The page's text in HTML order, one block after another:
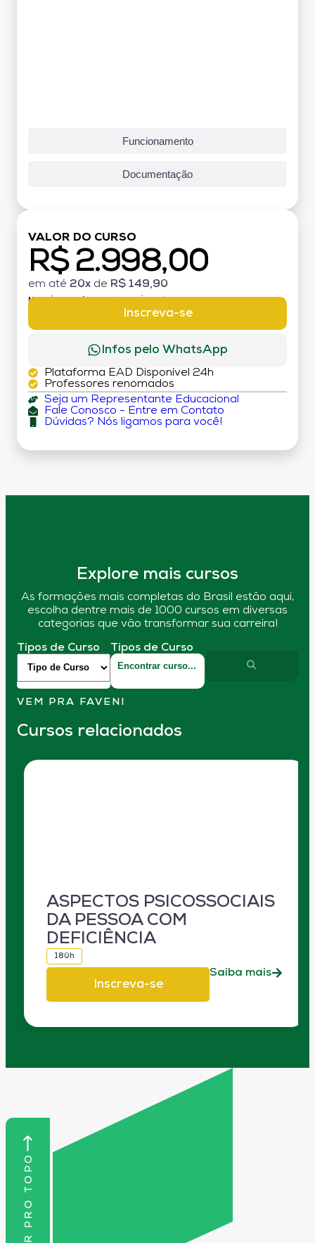
Funcionamento
Documentação
VALOR DO CURSO
R$ 2.998,00
em até 20x de R$ 149,90
MATRÍCULA:
Inscreva-se
Infos pelo WhatsApp
Plataforma EAD Disponível 24h
Professores renomados
Seja um Representante Educacional
Fale Conosco - Entre em Contato
Dúvidas? Nós ligamos para você!
Explore mais cursos
As formações mais completas do Brasil estão aqui,
escolha dentre mais de 1000 cursos em diversas
categorias que vão transformar sua carreira!
Tipos de Curso Tipos de Curso
VEM PRA FAVENI
Cursos relacionados
ASPECTOS PSICOSSOCIAIS
DA PESSOA COM
DEFICIÊNCIA
180h
Inscreva-se
Saiba mais